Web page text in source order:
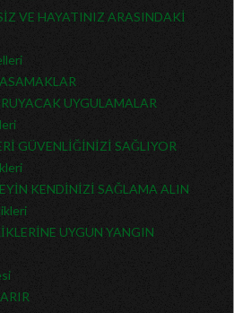
VE HAYATINIZ ARASINDAKİ
UYGULAMALAR
GÜVENLİĞİNİZİ SAĞLIYOR
KENDİNİZİ SAĞLAMA ALIN
UYGUN YANGIN